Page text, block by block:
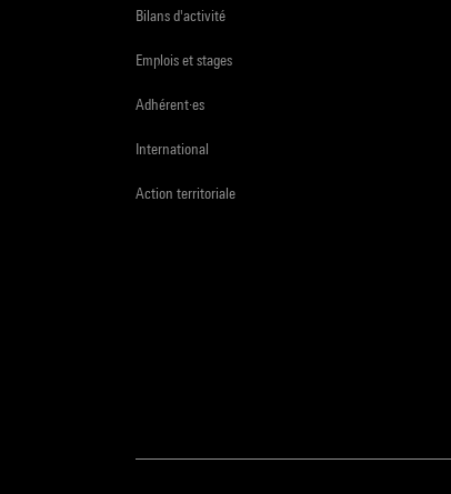
Bilans d'activité
Emplois et stages
Adhérent·es
International
Action territoriale